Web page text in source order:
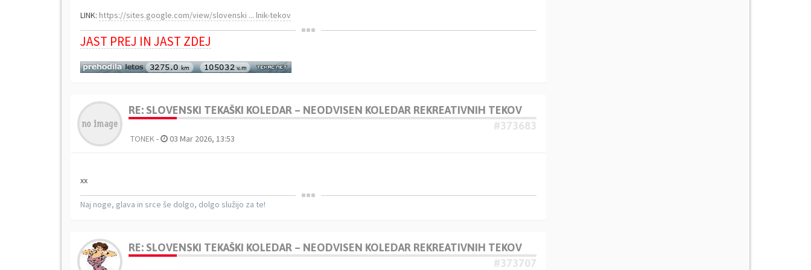
LINK: https://sites.google.com/view/slovenski ... lnik-tekov
JAST PREJ IN JAST ZDEJ
RE: SLOVENSKI TEKAŠKI KOLEDAR – NEODVISEN KOLEDAR REKREATIVNIH TEKOV
#373683
TONEK- 03 Mar 2026, 13:53
xx
Naj noge, glava in srce še dolgo, dolgo služijo za te!
RE: SLOVENSKI TEKAŠKI KOLEDAR – NEODVISEN KOLEDAR REKREATIVNIH TEKOV
#373707